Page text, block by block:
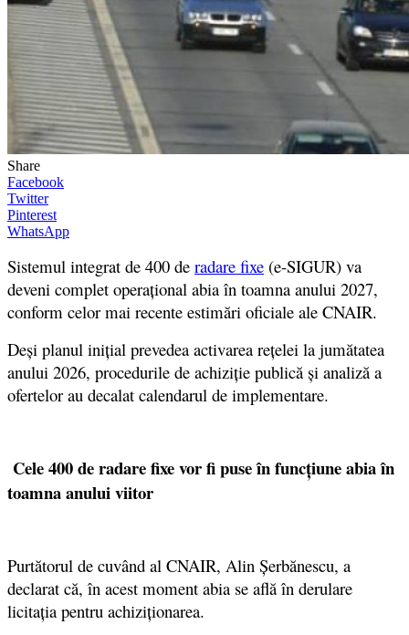
Share
Facebook
Twitter
Pinterest
WhatsApp
Sistemul integrat de 400 de radare fixe (e-SIGUR) va
deveni complet operațional abia în toamna anului 2027,
conform celor mai recente estimări oficiale ale CNAIR.
Deși planul inițial prevedea activarea rețelei la jumătatea
anului 2026, procedurile de achiziție publică și analiză a
ofertelor au decalat calendarul de implementare.
Cele 400 de radare fixe vor fi puse în funcțiune abia în
toamna anului viitor
Purtătorul de cuvând al CNAIR, Alin Șerbănescu, a
declarat că, în acest moment abia se află în derulare
licitația pentru achiziționarea.